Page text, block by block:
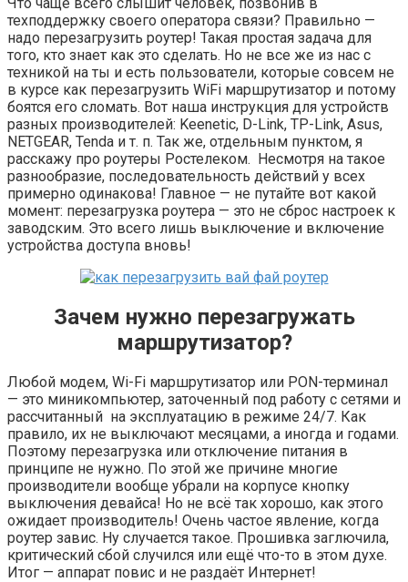
техподдержку своего оператора связи? Правильно —
надо перезагрузить роутер! Такая простая задача для
того, кто знает как это сделать. Но не все же из нас с
техникой на ты и есть пользователи, которые совсем не
в курсе как перезагрузить WiFi маршрутизатор и потому
боятся его сломать. Вот наша инструкция для устройств
разных производителей: Keenetic, D-Link, TP-Link, Asus,
NETGEAR, Tenda и т. п. Так же, отдельным пунктом, я
расскажу про роутеры Ростелеком. Несмотря на такое
разнообразие, последовательность действий у всех
примерно одинакова! Главное — не путайте вот какой
момент: перезагрузка роутера — это не сброс настроек к
заводским. Это всего лишь выключение и включение
устройства доступа вновь!
Зачем нужно перезагружать
маршрутизатор?
Любой модем, Wi-Fi маршрутизатор или PON-терминал
— это миникомпьютер, заточенный под работу с сетями и
рассчитанный на эксплуатацию в режиме 24/7. Как
правило, их не выключают месяцами, а иногда и годами.
Поэтому перезагрузка или отключение питания в
принципе не нужно. По этой же причине многие
производители вообще убрали на корпусе кнопку
выключения девайса! Но не всё так хорошо, как этого
ожидает производитель! Очень частое явление, когда
роутер завис. Ну случается такое. Прошивка заглючила,
критический сбой случился или ещё что-то в этом духе.
Итог — аппарат повис и не раздаёт Интернет!